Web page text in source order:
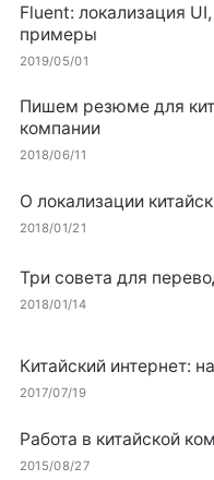
Fluent: локализация
примеры
2019/05/01
Пишем резюме для
компании
2018/06/11
О локализации
2018/01/21
Три совета для
2018/01/14
Китайский интернет:
2017/07/19
Работа в китайской
2015/08/27